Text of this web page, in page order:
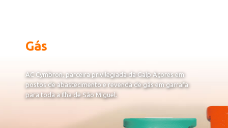
Gás
AC Cymbron, parceira privilegiada da Galp Açores em
postos de abastecimento e revenda de gás em garrafa
para toda a Ilha de São Miguel.